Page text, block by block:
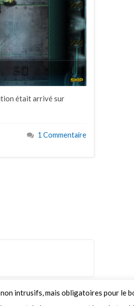
était arrivé sur
1 Commentaire
intrusifs, mais obligatoires pour le